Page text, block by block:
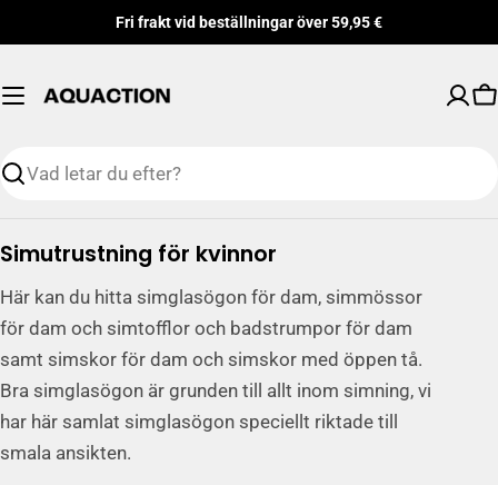
till
Fri frakt vid beställningar över 59,95 €
Söka
S
m
l
i
n
g
:
Simutrustning för kvinnor
Här kan du hitta simglasögon för dam, simmössor
för dam och simtofflor och badstrumpor för dam
samt simskor för dam och simskor med öppen tå.
Bra simglasögon är grunden till allt inom simning, vi
har här samlat simglasögon speciellt riktade till
smala ansikten.